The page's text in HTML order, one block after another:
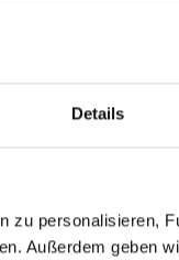
Details
zu personalisieren,
Außerdem geben